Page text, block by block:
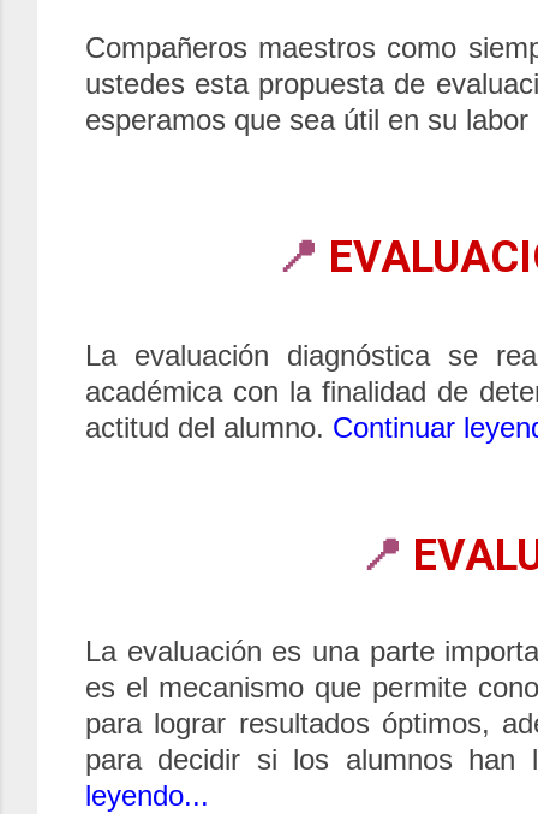
Compañeros maestros como
ustedes esta propuesta de
esperamos que sea útil en su
📍
La evaluación diagnóstica se
académica con la finalidad de
actitud del alumno. Continuar
📍
La evaluación es una parte
es el mecanismo que permite
para lograr resultados óptimos,
para decidir si los alumnos
leyendo...